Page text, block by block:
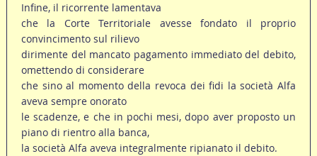
Infine, il ricorrente lamentava
che la Corte Territoriale avesse fondato il proprio
convincimento sul rilievo
dirimente del mancato pagamento immediato del debito,
omettendo di considerare
che sino al momento della revoca dei fidi la società Alfa
aveva sempre onorato
le scadenze, e che in pochi mesi, dopo aver proposto un
piano di rientro alla banca,
la società Alfa aveva integralmente ripianato il debito.